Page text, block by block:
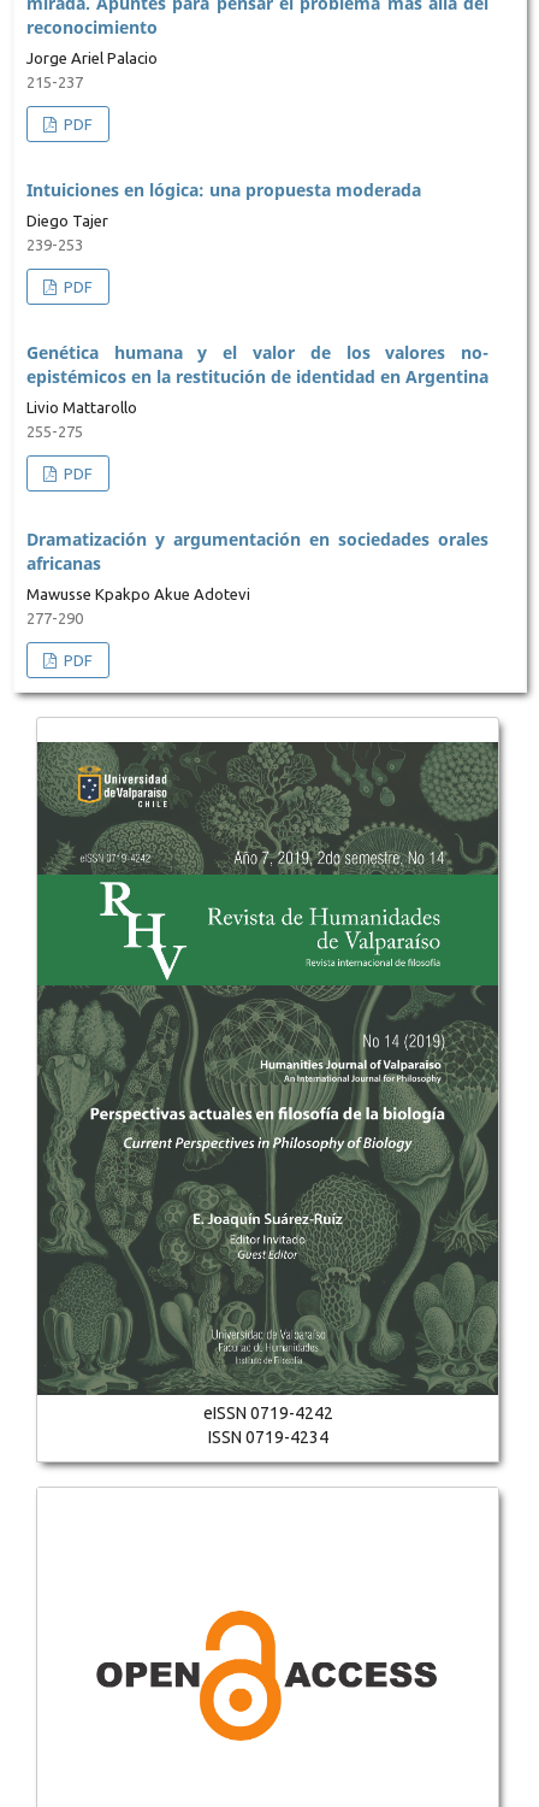
reconocimiento
Jorge Ariel Palacio
215-237
PDF
Intuiciones en lógica: una propuesta moderada
Diego Tajer
239-253
PDF
Genética humana y el valor de los valores no-
epistémicos en la restitución de identidad en Argentina
Livio Mattarollo
255-275
PDF
Dramatización y argumentación en sociedades orales
africanas
Mawusse Kpakpo Akue Adotevi
277-290
PDF
eISSN 0719-4242
ISSN 0719-4234